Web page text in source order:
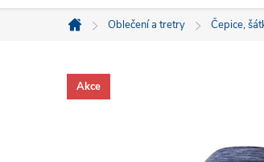
Domů
Oblečení a tretry Čepice,
Akce